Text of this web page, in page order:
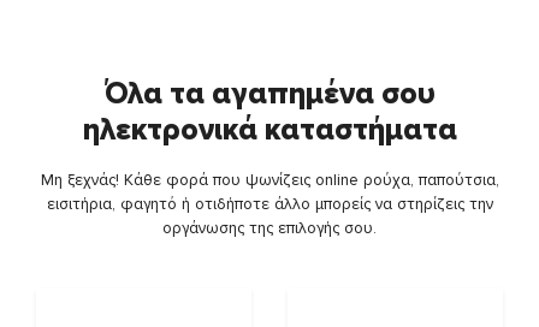
Όλα τα αγαπημένα σου
ηλεκτρονικά καταστήματα
Μη ξεχνάς! Κάθε φορά που ψωνίζεις online ρούχα, παπούτσια,
εισιτήρια, φαγητό ή οτιδήποτε άλλο μπορείς να στηρίζεις την
οργάνωσης της επιλογής σου.